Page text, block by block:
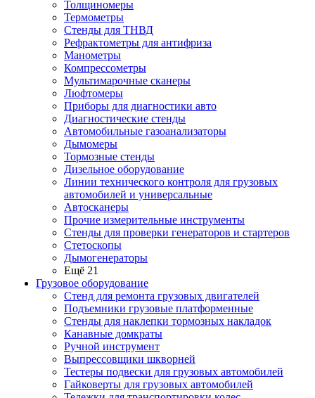
Толщиномеры
Термометры
Стенды для ТНВД
Рефрактометры для антифриза
Манометры
Компрессометры
Мультимарочные сканеры
Люфтомеры
Приборы для диагностики авто
Диагностические стенды
Автомобильные газоанализаторы
Дымомеры
Тормозные стенды
Дизельное оборудование
Линии технического контроля для грузовых
автомобилей и универсальные
Автосканеры
Прочие измерительные инструменты
Стенды для проверки генераторов и стартеров
Стетоскопы
Дымогенераторы
Ещё 21
Грузовое оборудование
Стенд для ремонта грузовых двигателей
Подъемники грузовые платформенные
Стенды для наклепки тормозных накладок
Канавные домкраты
Ручной инструмент
Выпрессовщики шкворней
Тестеры подвески для грузовых автомобилей
Гайковерты для грузовых автомобилей